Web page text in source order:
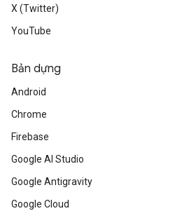
X (Twitter)
YouTube
Bản dựng
Android
Chrome
Firebase
Google AI Studio
Google Antigravity
Google Cloud